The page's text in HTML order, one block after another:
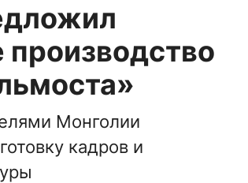
Монголии
кадров и